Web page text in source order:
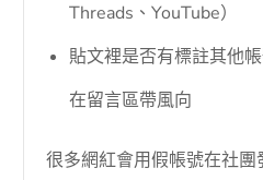
Threads、YouTube）
貼文裡是否有標註其他
在留言區帶風向
很多網紅會用假帳號在社